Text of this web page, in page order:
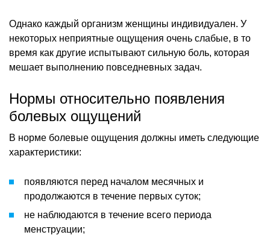
Однако каждый организм женщины индивидуален. У
некоторых неприятные ощущения очень слабые, в то
время как другие испытывают сильную боль, которая
мешает выполнению повседневных задач.
Нормы относительно появления
болевых ощущений
В норме болевые ощущения должны иметь следующие
характеристики:
появляются перед началом месячных и
продолжаются в течение первых суток;
не наблюдаются в течение всего периода
менструации;